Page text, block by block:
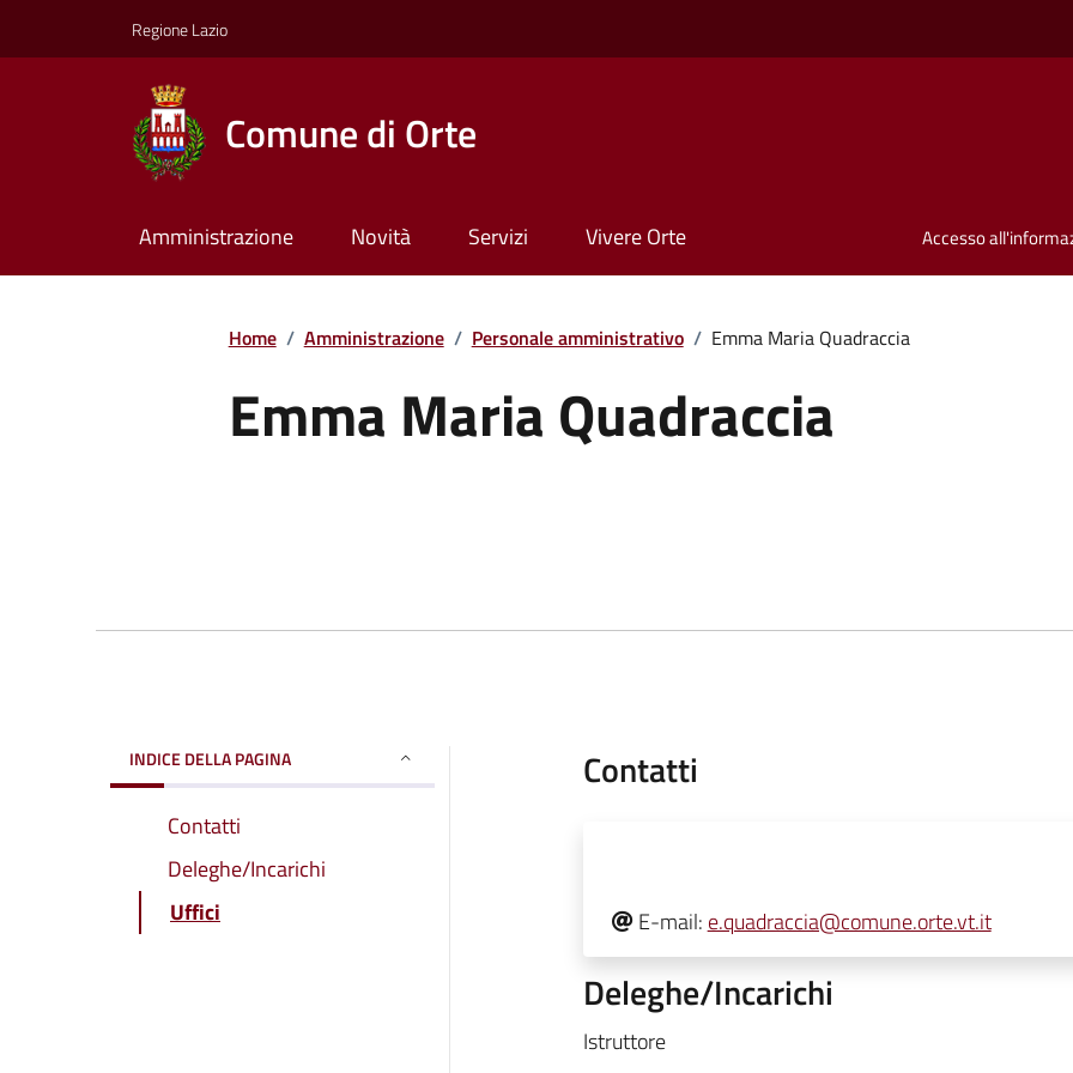
Regione Lazio
Comune di Orte
Amministrazione Novità Servizi Vivere Orte Accesso
Home / Amministrazione / Personale amministrativo / Emma Maria Quadraccia
Emma Maria Quadraccia
INDICE DELLA PAGINA
Contatti
Deleghe/Incarichi
Uffici
Contatti
E-mail: e.quadraccia@comune.orte.vt.it
Deleghe/Incarichi
Istruttore